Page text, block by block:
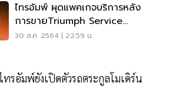
ไทรอัมพ์ ผุดแพคเกจบริการหลัง
การขายTriumph Service
Package
30 ส.ค. 2564 | 22:59 น.
รอัมพ์ยังเปิดตัวรถตระกูลโมเดิร์น